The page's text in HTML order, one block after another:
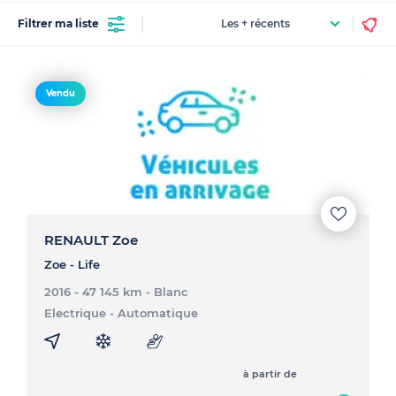
Filtrer ma liste
Vendu
RENAULT Zoe
Zoe - Life
2016 - 47 145 km - Blanc
Electrique - Automatique
à partir de